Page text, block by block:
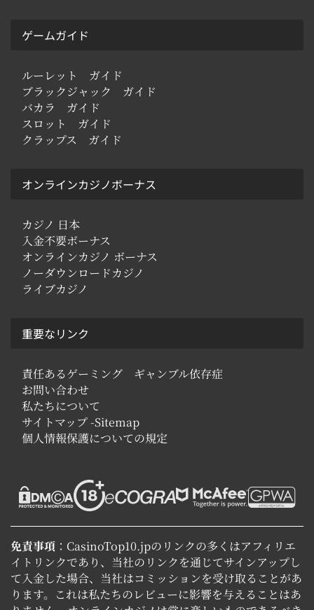
ゲームガイド
ルーレット ガイド
ブラックジャック ガイド
バカラ ガイド
スロット ガイド
クラップス ガイド
オンラインカジノボーナス
カジノ 日本
入金不要ボーナス
オンラインカジノ ボーナス
ノーダウンロードカジノ
ライブカジノ
重要なリンク
責任あるゲーミング ギャンブル依存症
お問い合わせ
私たちについて
サイトマップ -Sitemap
個人情報保護についての規定
免責事項 ：CasinoTop10.jpのリンクの多くはアフィリエ
イトリンクであり、当社のリンクを通じてサインアップし
て入金した場合、当社はコミッションを受け取ることがあ
ります。これは私たちのレビューに影響を与えることはあ